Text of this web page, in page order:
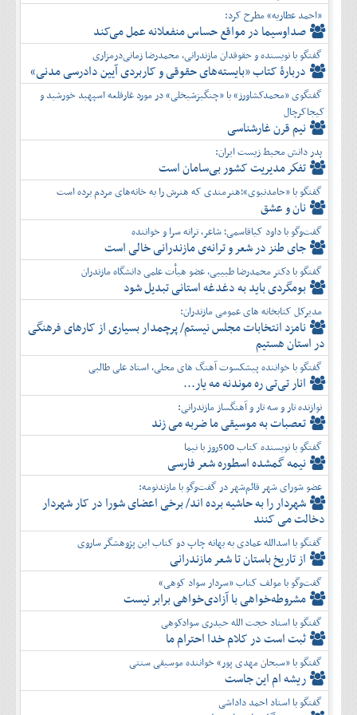
«احمد عطاریه» مطرح کرد:
صداوسیما در مواقع حساس منفعلانه عمل می‌کند
گفتگو با نویسنده و حقوقدان مازندرانی، محمدرضا زمانی‌درمزاری
دربارۀ کتاب ”بایسته‌های حقوقی و کاربردی آیین دادرسی مدنی»
گفتگوی «محمدکشاورز» با «چنگیزشیخلی» در مورد غارقلعه اسپهبد خورشید و
کیجاکرچال
نیم قرن غارشناسی
پدر دانش محیط زیست ایران:
تفكر مديريت کشور بی‌سامان است
گفتگو با «حامدنبوی»؛هنرمندی که هنرش را به خانه‌های مردم برده است
نان و عشق
گفت‌وگو با داود کیاقاسمی؛ شاعر، ترانه سرا و خواننده
جای طنز در شعر و ترانه‌ی مازندرانی خالی است
گفتگو با دکتر محمدرضا طبیبی، عضو هیأت علمی دانشگاه مازندران
بومگردی باید به دغدغه استانی تبدیل شود
مدیرکل کتابخانه های عمومی مازندران:
نامزد انتخابات مجلس نیستم/ پرچمدار بسیاری از کارهای فرهنگی
در استان هستیم
گفتگو با خواننده پیشکسوت آهنگ های محلی، استاد علی طالبی
انار تی‌تی ره موندنه مه یار...
نوازنده تار و سه تار و آهنگساز مازندرانی:
تعصبات به موسیقی ما ضربه می زند
گفتگو با نویسنده کتاب 500روز با نیما
نیمه گمشده اسطوره شعر فارسی
عضو شورای شهر قائم‌شهر در گفت‌و‌گو با مازندنومه:
شهردار را به حاشیه برده اند/ برخی اعضای شورا در کار شهردار
دخالت می کنند
گفتگو با اسدالله عمادی به بهانه چاپ دو کتاب این پژوهشگر ساروی
از تاریخ باستان تا شعر مازندرانی
گفت‌وگو با مولف کتاب «سردار سواد کوهی»
مشروطه‌خواهی با آزادی‌خواهی برابر نیست
گفتگو با استاد حجت الله حیدری سوادکوهی
ثبت است در کلام خدا احترام ما
گفتگو با «سبحان مهدی پور» خواننده موسیقی سنتی
ریشه ام این جاست
گفتگو با استاد احمد داداشی